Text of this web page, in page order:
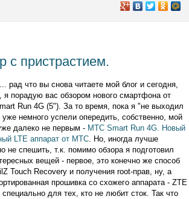
пристрастием.
рад что вы снова читаете мой блог и сегодня,
я порадую вас обзором нового смартфона от
Run 4G (5"). За то время, пока я "не выходил
немного успели опередить, собственно, мой
далеко не первым - МТС Smart Run 4G. Новый
LTE аппарат от МТС. Но, иногда лучше
не спешить, т.к. помимо обзора я подготовил
вещей - первое, это конечно же способ
Touch Recovery и получения root-прав, ну, а
прошивка со схожего аппарата - ZTE
для тех, кто не любит сток. Так что